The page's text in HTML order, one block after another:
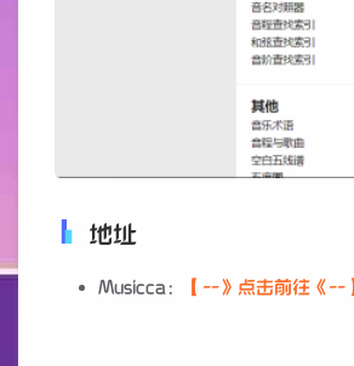
地址
Musicca： 【--》点击前往《--】